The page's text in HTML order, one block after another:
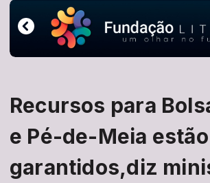
Recursos para
e Pé-de-Meia estão
garantidos,diz